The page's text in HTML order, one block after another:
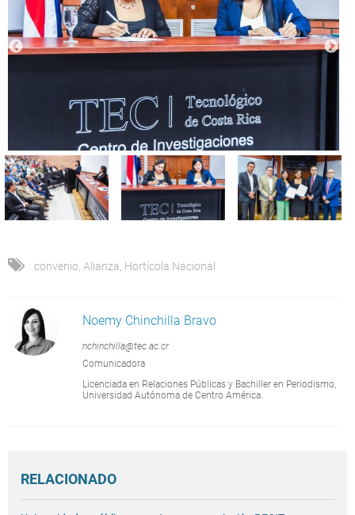
convenio, Alianza, Hortícola Nacional
Noemy Chinchilla Bravo
nchinchilla@tec.ac.cr
Comunicadora
Licenciada en Relaciones Públicas y Bachiller en Periodismo,
Universidad Autónoma de Centro América.
RELACIONADO